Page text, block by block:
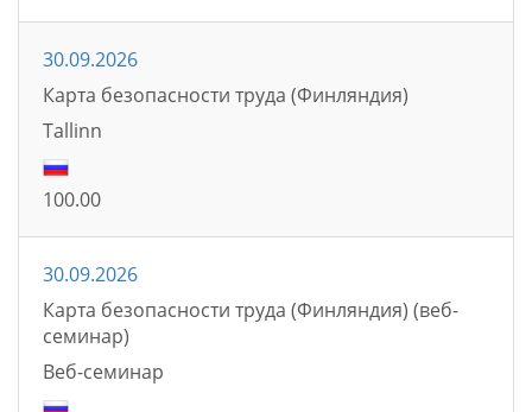
30.09.2026
Карта безопасности труда (Финляндия)
Tallinn
100.00
30.09.2026
Карта безопасности труда (Финляндия) (веб-
семинар)
Bеб-семинаp